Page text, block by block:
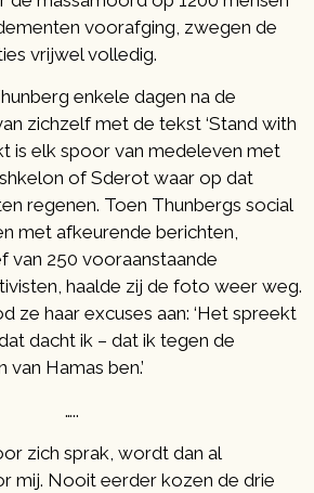
voorafging, zwegen de
vrijwel volledig.
enkele dagen na de
zichzelf met de tekst ‘Stand with
is elk spoor van medeleven met
of Sderot waar op dat
regenen. Toen Thunbergs social
met afkeurende berichten,
van 250 vooraanstaande
haalde zij de foto weer weg.
ze haar excuses aan: ‘Het spreekt
dacht ik – dat ik tegen de
Hamas ben.’
…..
zich sprak, wordt dan al
mij. Nooit eerder kozen de drie